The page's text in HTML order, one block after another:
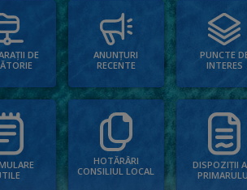
DE
ANUNȚURI
RECENTE
PUNCTE
INTERES
HOTĂRÂRI
CONSILIUL LOCAL
DISPOZIȚII